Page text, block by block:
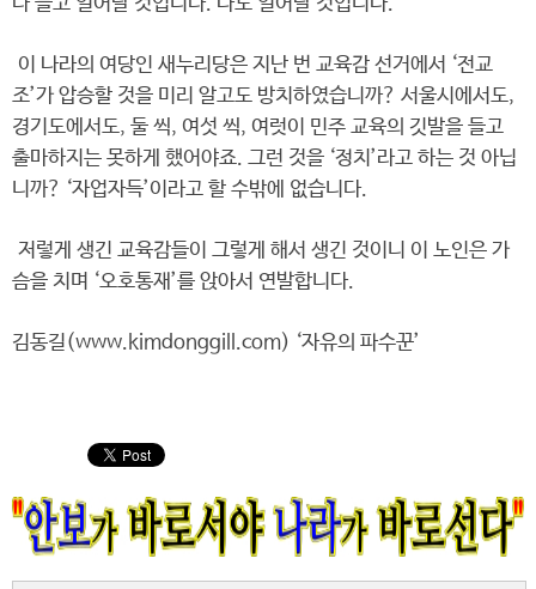
이 나라의 여당인 새누리당은 지난 번 교육감 선거에서 ‘전교
조’가 압승할 것을 미리 알고도 방치하였습니까? 서울시에서도,
경기도에서도, 둘 씩, 여섯 씩, 여럿이 민주 교육의 깃발을 들고
출마하지는 못하게 했어야죠. 그런 것을 ‘정치’라고 하는 것 아닙
니까? ‘자업자득’이라고 할 수밖에 없습니다.
저렇게 생긴 교육감들이 그렇게 해서 생긴 것이니 이 노인은 가
슴을 치며 ‘오호통재’를 앉아서 연발합니다.
김동길(www.kimdonggill.com) ‘자유의 파수꾼’